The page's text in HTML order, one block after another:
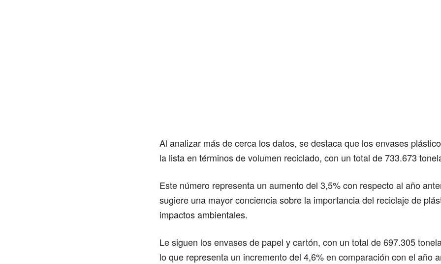
Al analizar más de cerca los datos, se destaca que los envases
la lista en términos de volumen reciclado, con un total de 733.673
Este número representa un aumento del 3,5% con respecto al año
sugiere una mayor conciencia sobre la importancia del reciclaje de
impactos ambientales.
Le siguen los envases de papel y cartón, con un total de 697.305
lo que representa un incremento del 4,6% en comparación con el año